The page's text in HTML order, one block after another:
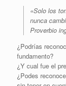
«Solo los
nunca
Proverbio
¿Podrías
fundamento?
¿Y cual fue el
¿Podes